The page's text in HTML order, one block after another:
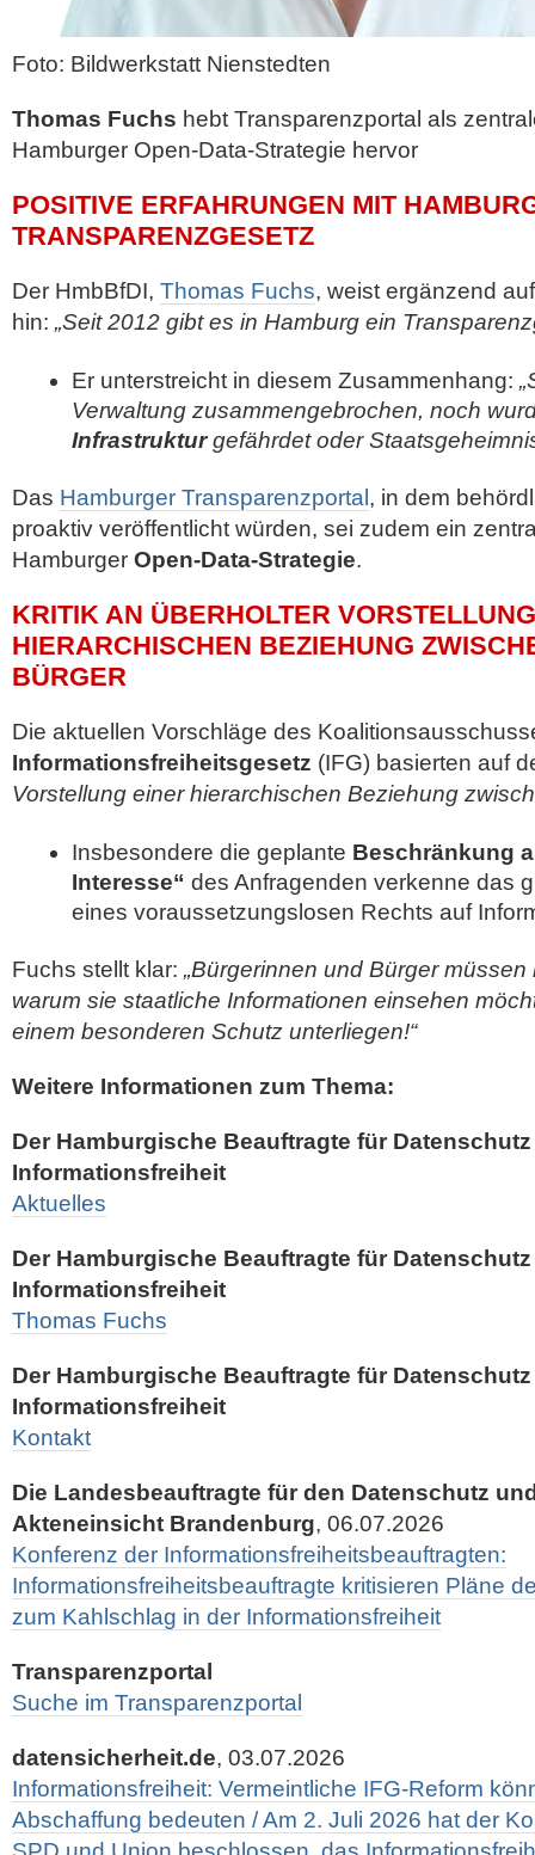
Foto: Bildwerkstatt Nienstedten
Thomas Fuchs hebt Transparenzportal als
Hamburger Open-Data-Strategie hervor
POSITIVE ERFAHRUNGEN MIT
TRANSPARENZGESETZ
Der HmbBfDI, Thomas Fuchs, weist ergänzend
hin: „Seit 2012 gibt es in Hamburg ein
Er unterstreicht in diesem Zusammenhang:
Verwaltung zusammengebrochen, noch
Infrastrukturgefährdet oder
Das Hamburger Transparenzportal , in dem
proaktiv veröffentlicht würden, sei zudem ein
Hamburger Open-Data-Strategie.
KRITIK AN ÜBERHOLTER
HIERARCHISCHEN BEZIEHUNG
BÜRGER
Die aktuellen Vorschläge des
Informationsfreiheitsgesetz (IFG) basierten auf
Vorstellung einer hierarchischen Beziehung
Insbesondere die geplante Beschränkung
Interesse“ des Anfragenden verkenne das
eines voraussetzungslosen Rechts auf
Fuchs stellt klar: „Bürgerinnen und Bürger müssen
warum sie staatliche Informationen einsehen
einem besonderen Schutz unterliegen!“
Weitere Informationen zum Thema:
Der Hamburgische Beauftragte für
Informationsfreiheit
Aktuelles
Der Hamburgische Beauftragte für
Informationsfreiheit
Thomas Fuchs
Der Hamburgische Beauftragte für
Informationsfreiheit
Kontakt
Die Landesbeauftragte für den Datenschutz
Akteneinsicht Brandenburg, 06.07.2026
Konferenz der Informationsfreiheitsbeauftragten:
Informationsfreiheitsbeauftragte kritisieren Pläne
zum Kahlschlag in der Informationsfreiheit
Transparenzportal
Suche im Transparenzportal
datensicherheit.de, 03.07.2026
Informationsfreiheit: Vermeintliche IFG-Reform
Abschaffung bedeuten / Am 2. Juli 2026 hat der